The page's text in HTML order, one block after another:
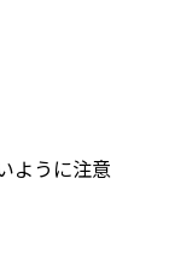
ように注意